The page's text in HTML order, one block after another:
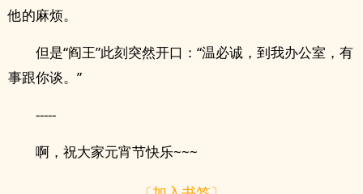
他的麻烦。
但是“阎王”此刻突然开口：“温必诚，到我办公室，有
事跟你谈。”
-----
啊，祝大家元宵节快乐~~~